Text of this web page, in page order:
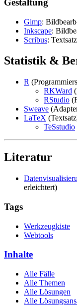
Gestaltung
Gimp:
Inkscape:
Scribus:
Statistik &
R
RKWard
RStudio
Sweave
LaTeX
TeSstudio
Literatur
erleichtert)
Tags
Werkzeugkiste
Webtools
Inhalte
Alle Fälle
Alle Themen
Alle Lösungen
Alle